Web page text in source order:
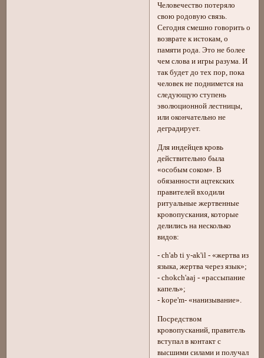
Человечество потеряло
свою родовую связь.
Сегодня смешно говорить о
возврате к истокам, о
памяти рода. Это не более
чем слова и игры разума. И
так будет до тех пор, пока
человек не поднимется на
следующую ступень
эволюционной лестницы,
или окончательно не
деградирует.
Для индейцев кровь
действительно была
«особым соком». В
обязанности ацтекских
правителей входили
ритуальные жертвенные
кровопускания, которые
делились на несколько
видов:
- ch'ab ti y-ak'il - «жертва из
языка, жертва через язык»;
- chokch'aaj - «рассыпание
капель»;
- kope'm- «нанизывание».
Посредством
кровопусканий, правитель
вступал в контакт с
высшими силами и получал